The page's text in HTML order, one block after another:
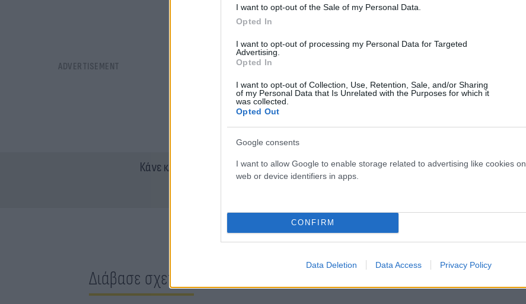
I want to opt-out of the Sale of my Personal Data.
Opted In
I want to opt-out of processing my Personal Data for Targeted
Advertising.
Opted In
I want to opt-out of Collection, Use, Retention, Sale, and/or Sharing
of my Personal Data that Is Unrelated with the Purposes for which it
was collected.
Opted Out
Google consents
I want to allow Google to enable storage related to advertising like cookies on
web or device identifiers in apps.
CONFIRM
Data Deletion Data Access Privacy Policy
Κάνε κλικ και δες περισσότεροFlash.grστην αναζήτηση τηςGoogle
Διάβασε σχετικά